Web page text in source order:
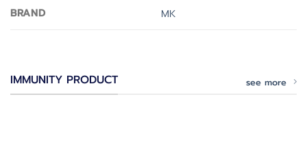
BRAND
MK
IMMUNITY PRODUCT see more